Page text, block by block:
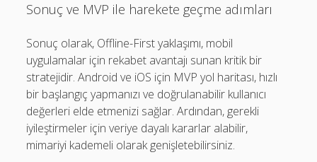
Sonuç ve MVP ile harekete geçme adımları
Sonuç olarak, Offline-First yaklaşımı, mobil
uygulamalar için rekabet avantajı sunan kritik bir
stratejidir. Android ve iOS için MVP yol haritası, hızlı
bir başlangıç yapmanızı ve doğrulanabilir kullanıcı
değerleri elde etmenizi sağlar. Ardından, gerekli
iyileştirmeler için veriye dayalı kararlar alabilir,
mimariyi kademeli olarak genişletebilirsiniz.